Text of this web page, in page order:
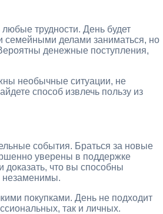
трудности. День будет
семейными делами заниматься, но
денежные поступления,
необычные ситуации, не
способ извлечь пользу из
события. Браться за новые
уверены в поддержке
доказать, что вы способны
незаменимы.
покупками. День не подходит
так и личных.